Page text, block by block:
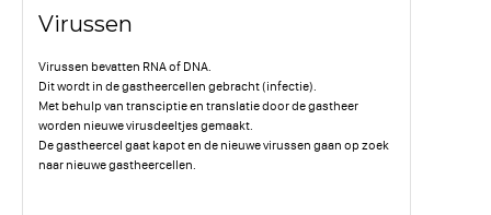
Virussen
Virussen bevatten RNA of DNA.
Dit wordt in de gastheercellen gebracht (infectie).
Met behulp van transciptie en translatie door de gastheer
worden nieuwe virusdeeltjes gemaakt.
De gastheercel gaat kapot en de nieuwe virussen gaan op zoek
naar nieuwe gastheercellen.